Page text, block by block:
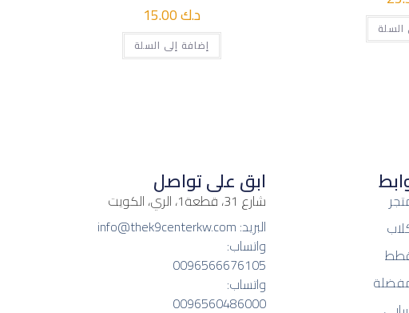
السلة
د.ك
إضافة إلى السلة
ابق على تواصل
شارع 31، قطعة1، الري، الكويت
البريد: info@thek9centerkw.com
واتساب:
0096566676105
واتساب:
0096560486000